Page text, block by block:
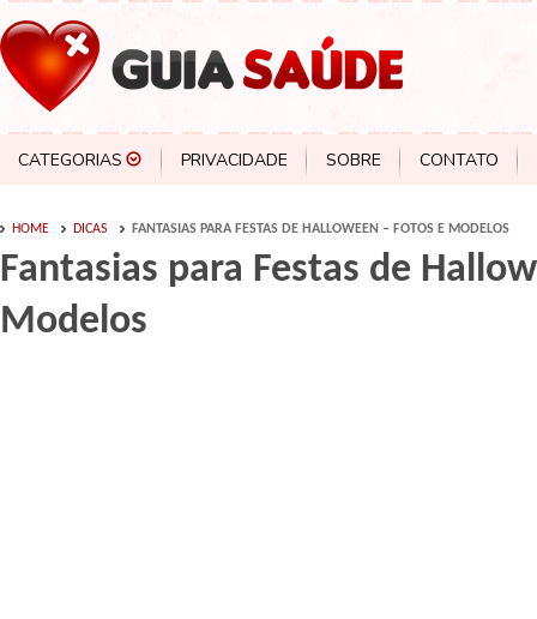
CATEGORIAS PRIVACIDADE SOBRE CONTATO
HOME DICAS FANTASIAS PARA FESTAS DE HALLOWEEN – FOTOS E MODELOS
Fantasias para Festas de
Modelos